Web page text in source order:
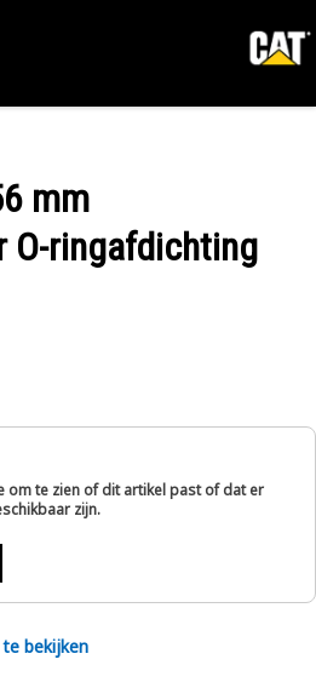
mm
O-ringafdichting
om te zien of dit artikel past of dat er
zijn.
bekijken